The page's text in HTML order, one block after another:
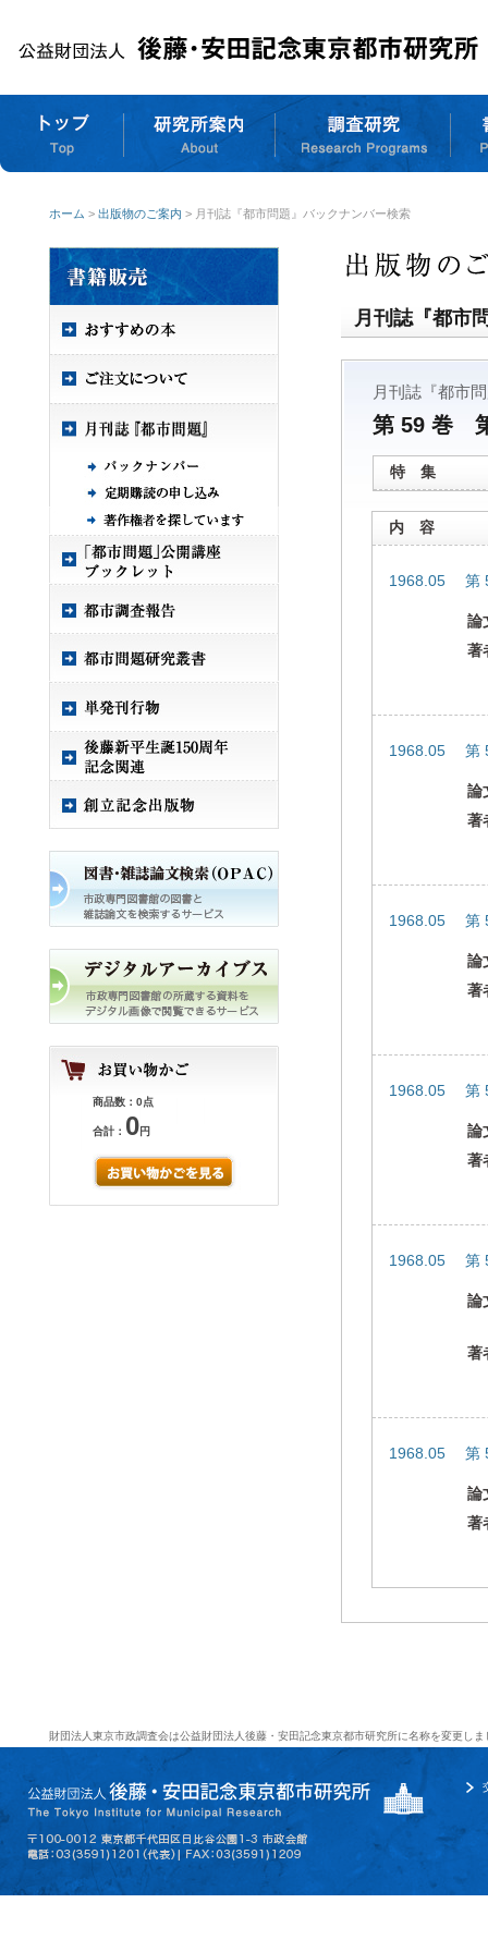
ホーム > 出版物のご案内 > 月刊誌『都市問題』バックナンバー検索
商品数：0点
合計： 0円
月刊誌『都市
月刊誌『都市
第 59 巻
特 集
内 容
1968.05 第
論
著
1968.05 第
論
著
1968.05 第
論
著
1968.05 第
論
著
1968.05 第
論
著
1968.05 第
論
著
財団法人東京市政調査会は公益財団法人後藤・安田記念東京都市研究所に名称を変更しま